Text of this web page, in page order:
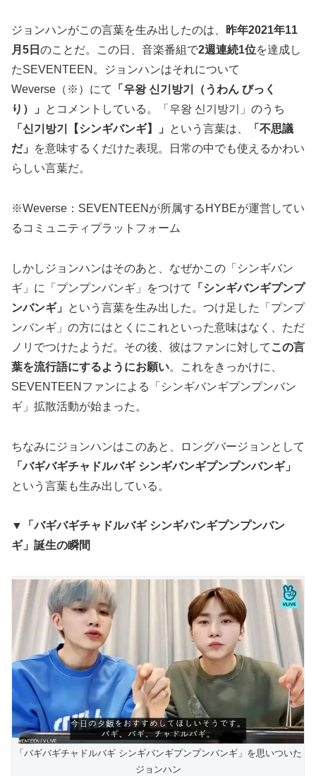
ジョンハンがこの言葉を生み出したのは、
昨年2021年11
月5日 のことだ。この日、音楽番組で2週連続1位を達成し
たSEVENTEEN。ジョンハンはそれについて
Weverse（※）にて
「우왕 신기방기（うわん びっく
り）」
とコメントしている。「우왕 신기방기」のうち
「신기방기【シンギバンギ】」
という言葉は、
「不思議
だ」
を意味するくだけた表現。日常の中でも使えるかわい
らしい言葉だ。
※Weverse：SEVENTEENが所属するHYBEが運営してい
るコミュニティプラットフォーム
しかしジョンハンはそのあと、なぜかこの「シンギバン
ギ」に「プンプンバンギ」をつけて
「シンギバンギプンプ
ンバンギ」
という言葉を生み出した。つけ足した「プンプ
ンバンギ」の方にはとくにこれといった意味はなく、ただ
ノリでつけたようだ。その後、彼はファンに対して この言
葉を流行語にするようにお願い。これをきっかけに、
SEVENTEENファンによる「シンギバンギプンプンバン
ギ」拡散活動が始まった。
ちなみにジョンハンはこのあと、ロングバージョンとして
「バギバギチャドルバギ シンギバンギプンプンバンギ」
という言葉も生み出している。
▼「バギバギチャドルバギ シンギバンギプンプンバン
ギ」誕生の瞬間
「バギバギチャドルバギ シンギバンギプンプンバンギ」を思いついた
ジョンハン